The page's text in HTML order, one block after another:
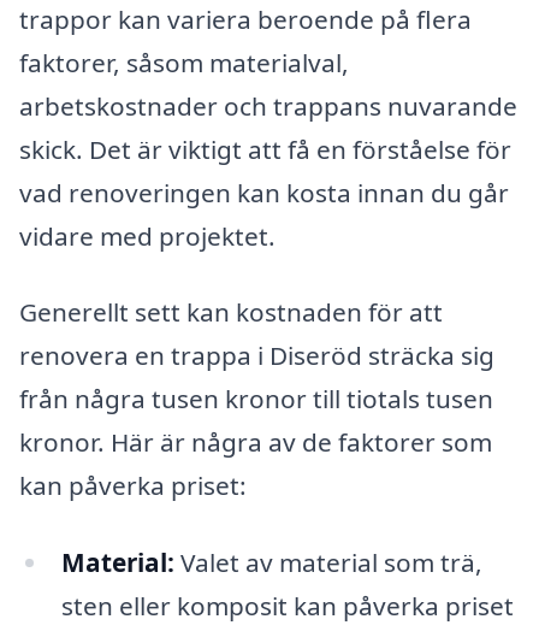
trappor kan variera beroende på flera
faktorer, såsom materialval,
arbetskostnader och trappans nuvarande
skick. Det är viktigt att få en förståelse för
vad renoveringen kan kosta innan du går
vidare med projektet.
Generellt sett kan kostnaden för att
renovera en trappa i Diseröd sträcka sig
från några tusen kronor till tiotals tusen
kronor. Här är några av de faktorer som
kan påverka priset:
Material: Valet av material som trä,
sten eller komposit kan påverka priset